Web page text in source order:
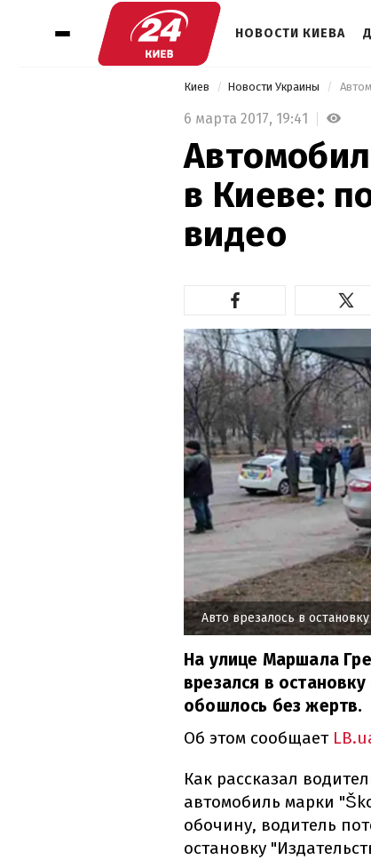
НОВОСТИ КИЕВА
Киев Новости Украины
6 марта 2017, 19:41
в Киеве:
видео
Авто врезалось в
На улице Маршала
врезался в
обошлось без жертв.
Об этом сообщает
Как рассказал
автомобиль марки
обочину, водитель
остановку